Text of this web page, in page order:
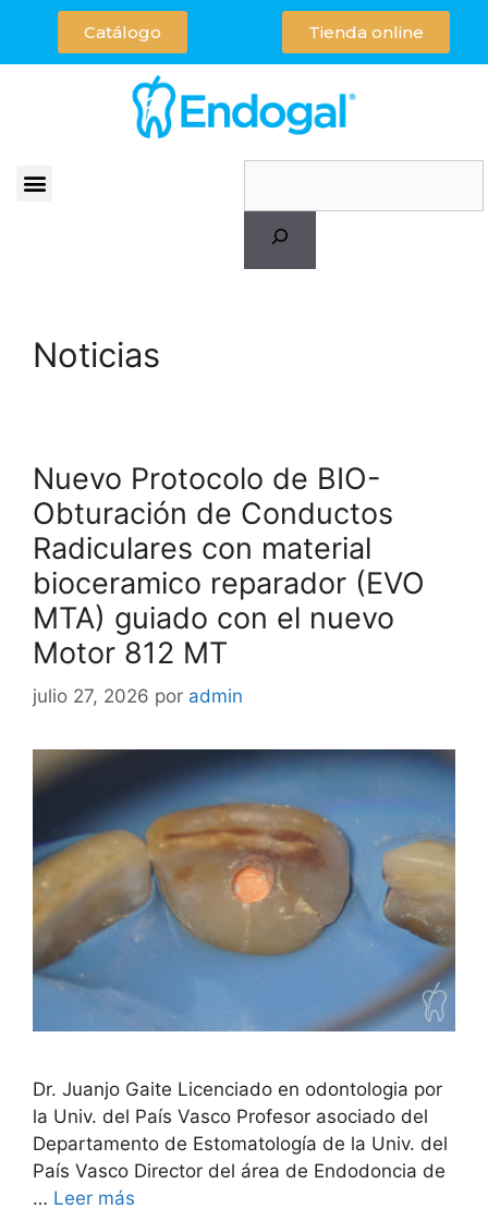
Catálogo Tienda online
Noticias
Nuevo Protocolo de BIO-
Obturación de Conductos
Radiculares con material
bioceramico reparador (EVO
MTA) guiado con el nuevo
Motor 812 MT
julio 27, 2026 por admin
Dr. Juanjo Gaite Licenciado en odontologia por
la Univ. del País Vasco Profesor asociado del
Departamento de Estomatología de la Univ. del
País Vasco Director del área de Endodoncia de
… Leer más